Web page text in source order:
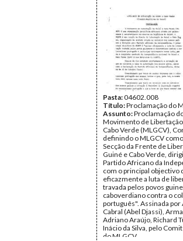
Pasta:04602.008
Título:Proclamação do
Assunto:Proclamação
Movimento de
Cabo Verde (MLGCV),
definindo o MLGCV
Secção da Frente de
Guiné e Cabo Verde,
Partido Africano da
com o principal objectivo
eficazmente a luta de
travada pelos povos
caboverdiano contra o
português". Assinada por
Cabral (Abel Djassi),
Adriano Araújo, Richard
Inácio da Silva, pelo
do MLGCV.